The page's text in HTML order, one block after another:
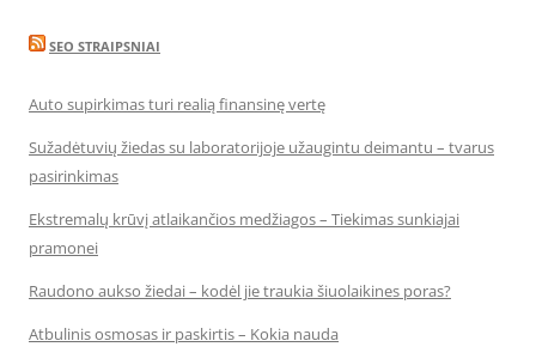
SEO STRAIPSNIAI
Auto supirkimas turi realią finansinę vertę
Sužadėtuvių žiedas su laboratorijoje užaugintu deimantu – tvarus
pasirinkimas
Ekstremalų krūvį atlaikančios medžiagos – Tiekimas sunkiajai
pramonei
Raudono aukso žiedai – kodėl jie traukia šiuolaikines poras?
Atbulinis osmosas ir paskirtis – Kokia nauda